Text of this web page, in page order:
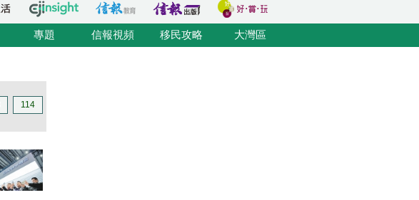
專題 信報視頻 移民攻略 大灣區
114